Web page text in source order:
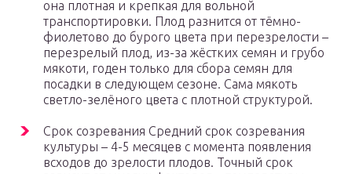
она плотная и крепкая для вольной
транспортировки. Плод разнится от тёмно-
фиолетово до бурого цвета при перезрелости –
перезрелый плод, из-за жёстких семян и грубо
мякоти, годен только для сбора семян для
посадки в следующем сезоне. Сама мякоть
светло-зелёного цвета с плотной структурой.
Срок созревания Средний срок созревания
культуры – 4-5 месяцев с момента появления
всходов до зрелости плодов. Точный срок